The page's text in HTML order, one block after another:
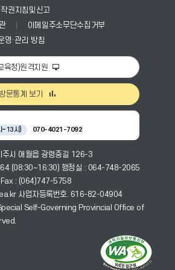
권지침및신고
이메일주소무단수집거부
영·관리 방침
육청)원격지원
방문통계 보기
~13시) 070-4021-7092
시 애월읍 광령중길 126-3
(08:30~16:30) 행정실 : 064-748-2065
Fax : (064)747-5758
사업자등록번호. 616-82-04904
Self-Governing Provincial Office of